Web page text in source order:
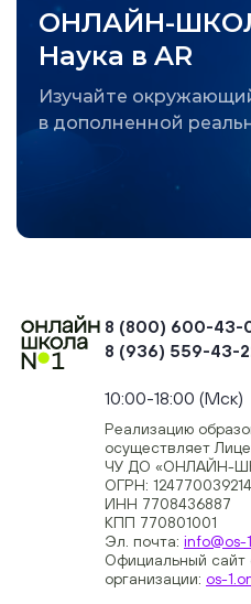
ОНЛАЙН-
Наука в AR
Изучайте
в дополненной
8 (800) 600-43-
8 (936) 559-43-
10:00-18:00 (Мск)
Реализацию
осуществляет
ЧУ ДО «ОНЛАЙН-
ОГРН:
ИНН 7708436887
КПП 770801001
Эл. почта: info@os-
Официальный сайт
организации: os-